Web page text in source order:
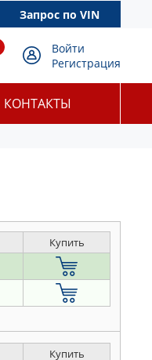
Запрос по VIN
Войти
Регистрация
КОНТАКТЫ
Купить
Купить